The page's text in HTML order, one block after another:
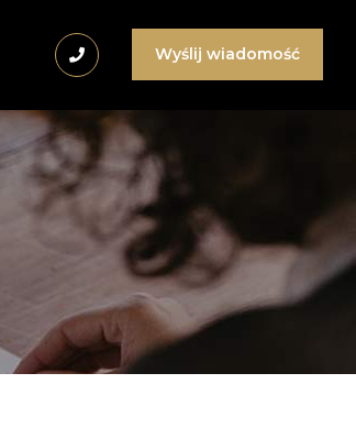
Wyślij wiadomość